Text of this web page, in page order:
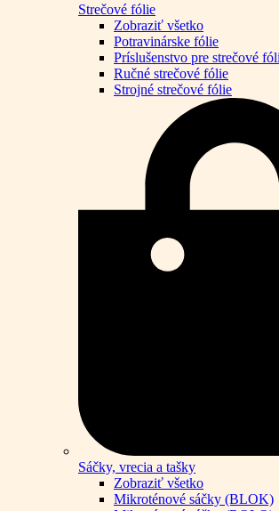
Strečové fólie
Zobraziť všetko
Potravinárske fólie
Príslušenstvo pre strečové
Ručné strečové fólie
Strojné strečové fólie
Sáčky, vrecia a tašky
Zobraziť všetko
Mikroténové sáčky (BLOK)